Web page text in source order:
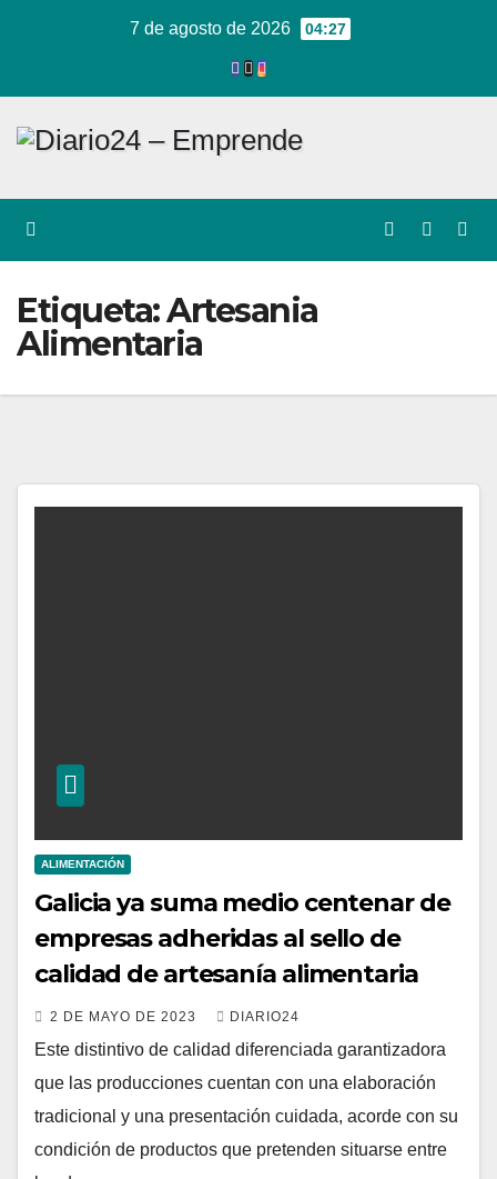
7 de agosto de 2026 04:27
Etiqueta:Artesania
Alimentaria
ALIMENTACIÓN
Galicia ya suma medio centenar de
empresas adheridas al sello de
calidad de artesanía alimentaria
2 DE MAYO DE 2023 DIARIO24
Este distintivo de calidad diferenciada garantizadora
que las producciones cuentan con una elaboración
tradicional y una presentación cuidada, acorde con su
condición de productos que pretenden situarse entre